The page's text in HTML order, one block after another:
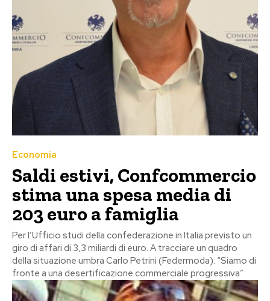
Economia
Saldi estivi, Confcommercio
stima una spesa media di
203 euro a famiglia
Per l’Ufficio studi della confederazione in Italia previsto un
giro di affari di 3,3 miliardi di euro. A tracciare un quadro
della situazione umbra Carlo Petrini (Federmoda): “Siamo di
fronte a una desertificazione commerciale progressiva”